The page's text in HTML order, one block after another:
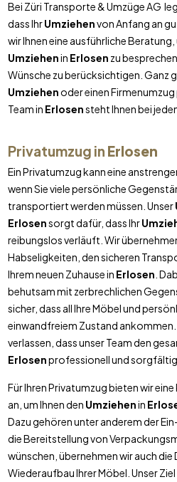
Bei Züri Transporte & Umzüge AG
dass IhrUmziehenvon Anfang an
wir Ihnen eine ausführliche
Umziehenin Erlosen zu
Wünsche zu berücksichtigen. Ganz
Umziehenoder einen
Team in Erlosensteht Ihnen bei
Privatumzug in Erlosen
Ein Privatumzug kann eine
wenn Sie viele persönliche
transportiert werden müssen. Unser
Erlosensorgt dafür, dass Ihr
reibungslos verläuft. Wir
Habseligkeiten, den sicheren
Ihrem neuen Zuhause in Erlosen .
behutsam mit zerbrechlichen
sicher, dass all Ihre Möbel und
einwandfreiem Zustand
verlassen, dass unser Team den
Erlosenprofessionell und
Für Ihren Privatumzug bieten wir
an, um Ihnen den Umziehenin
Dazu gehören unter anderem der
die Bereitstellung von
wünschen, übernehmen wir auch
Wiederaufbau Ihrer Möbel. Unser Ziel